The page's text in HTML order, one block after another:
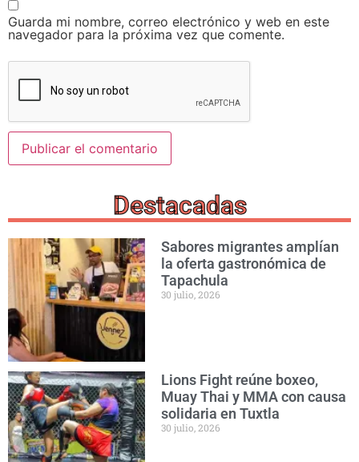
Guarda mi nombre, correo electrónico y web en este
navegador para la próxima vez que comente.
Destacadas
Sabores migrantes amplían
la oferta gastronómica de
Tapachula
30 julio, 2026
Lions Fight reúne boxeo,
Muay Thai y MMA con causa
solidaria en Tuxtla
30 julio, 2026